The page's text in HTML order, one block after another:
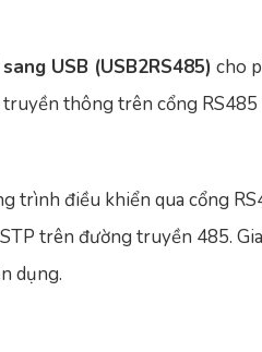
USB (USB2RS485) cho
thông trên cổng
trình điều khiển qua cổng
trên đường truyền 485.
dụng.